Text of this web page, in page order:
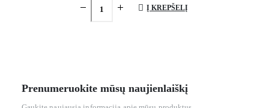
Į KREPŠELĮ
Prenumeruokite mūsų naujienlaiškį